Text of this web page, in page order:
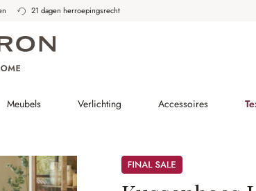
21 dagen herroepingsrecht
Meubels Verlichting Accessoires
Sale